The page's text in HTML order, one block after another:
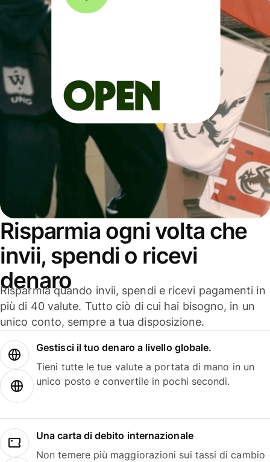
Risparmia ogni volta che
invii, spendi o ricevi
denaro
Risparmia quando invii, spendi e ricevi pagamenti in
più di 40 valute. Tutto ciò di cui hai bisogno, in un
unico conto, sempre a tua disposizione.
Gestisci il tuo denaro a livello globale.
Tieni tutte le tue valute a portata di mano in un
unico posto e convertile in pochi secondi.
Una carta di debito internazionale
Non temere più maggiorazioni sui tassi di cambio